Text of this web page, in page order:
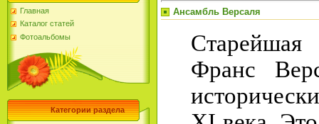
Главная
Каталог статей
Фотоальбомы
Категории раздела
Ансамбль Версаля
Франс